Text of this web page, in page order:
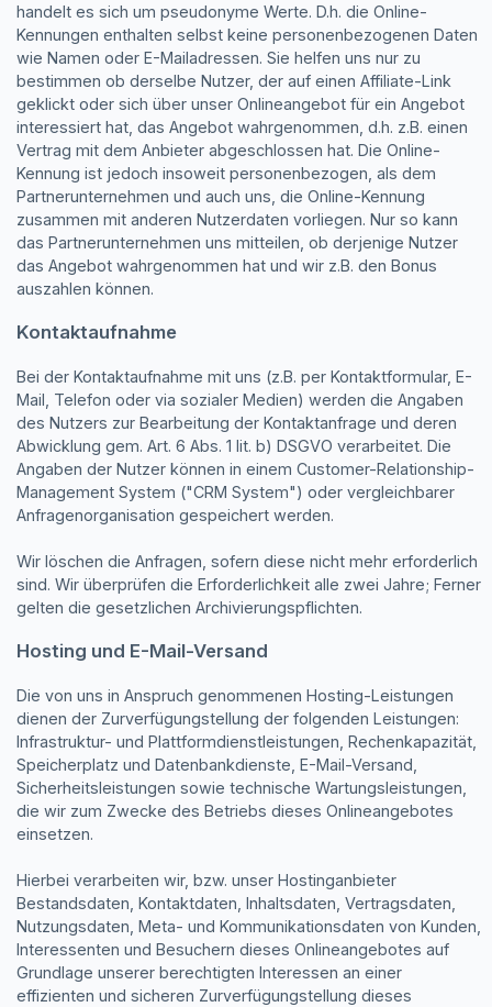
handelt es sich um pseudonyme Werte. D.h. die Online-
Kennungen enthalten selbst keine personenbezogenen Daten
wie Namen oder E-Mailadressen. Sie helfen uns nur zu
bestimmen ob derselbe Nutzer, der auf einen Affiliate-Link
geklickt oder sich über unser Onlineangebot für ein Angebot
interessiert hat, das Angebot wahrgenommen, d.h. z.B. einen
Vertrag mit dem Anbieter abgeschlossen hat. Die Online-
Kennung ist jedoch insoweit personenbezogen, als dem
Partnerunternehmen und auch uns, die Online-Kennung
zusammen mit anderen Nutzerdaten vorliegen. Nur so kann
das Partnerunternehmen uns mitteilen, ob derjenige Nutzer
das Angebot wahrgenommen hat und wir z.B. den Bonus
auszahlen können.
Kontaktaufnahme
Bei der Kontaktaufnahme mit uns (z.B. per Kontaktformular, E-
Mail, Telefon oder via sozialer Medien) werden die Angaben
des Nutzers zur Bearbeitung der Kontaktanfrage und deren
Abwicklung gem. Art. 6 Abs. 1 lit. b) DSGVO verarbeitet. Die
Angaben der Nutzer können in einem Customer-Relationship-
Management System ("CRM System") oder vergleichbarer
Anfragenorganisation gespeichert werden.
Wir löschen die Anfragen, sofern diese nicht mehr erforderlich
sind. Wir überprüfen die Erforderlichkeit alle zwei Jahre; Ferner
gelten die gesetzlichen Archivierungspflichten.
Hosting und E-Mail-Versand
Die von uns in Anspruch genommenen Hosting-Leistungen
dienen der Zurverfügungstellung der folgenden Leistungen:
Infrastruktur- und Plattformdienstleistungen, Rechenkapazität,
Speicherplatz und Datenbankdienste, E-Mail-Versand,
Sicherheitsleistungen sowie technische Wartungsleistungen,
die wir zum Zwecke des Betriebs dieses Onlineangebotes
einsetzen.
Hierbei verarbeiten wir, bzw. unser Hostinganbieter
Bestandsdaten, Kontaktdaten, Inhaltsdaten, Vertragsdaten,
Nutzungsdaten, Meta- und Kommunikationsdaten von Kunden,
Interessenten und Besuchern dieses Onlineangebotes auf
Grundlage unserer berechtigten Interessen an einer
effizienten und sicheren Zurverfügungstellung dieses